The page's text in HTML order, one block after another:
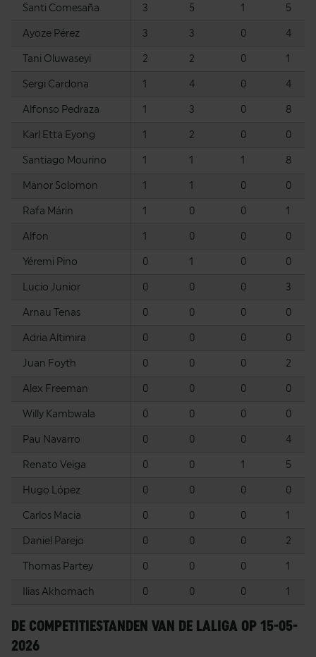
Santi Comesaña 3 5 1 5
Ayoze Pérez 3 3 0 4
Tani Oluwaseyi 2 2 0 1
Sergi Cardona 1 4 0 4
Alfonso Pedraza 1 3 0 8
Karl Etta Eyong 1 2 0 0
Santiago Mourino 1 1 1 8
Manor Solomon 1 1 0 0
Rafa Márin 1 0 0 1
Alfon 1 0 0 0
Yéremi Pino 0 1 0 0
Lucio Junior 0 0 0 3
Arnau Tenas 0 0 0 0
Adria Altimira 0 0 0 0
Juan Foyth 0 0 0 2
Alex Freeman 0 0 0 0
Willy Kambwala 0 0 0 0
Pau Navarro 0 0 0 4
Renato Veiga 0 0 1 5
Hugo López 0 0 0 0
Carlos Macia 0 0 0 1
Daniel Parejo 0 0 0 2
Thomas Partey 0 0 0 1
Ilias Akhomach 0 0 0 1
DE COMPETITIESTANDEN VAN DE LALIGA OP 15-05-
2026